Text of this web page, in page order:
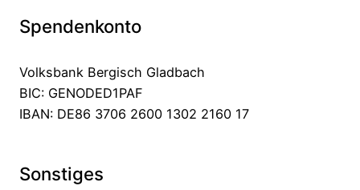
Spendenkonto
Volksbank Bergisch Gladbach
BIC: GENODED1PAF
IBAN: DE86 3706 2600 1302 2160 17
Sonstiges